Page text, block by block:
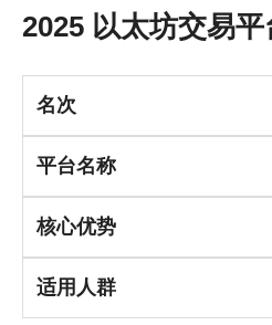
2025 以太坊交易
名次
平台名称
核心优势
适用人群